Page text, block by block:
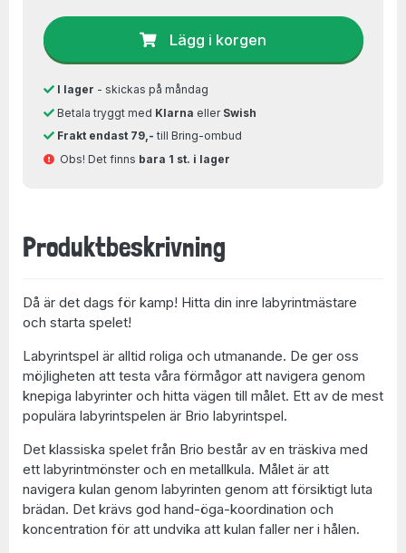
Lägg i korgen
I lager - skickas på måndag
Betala tryggt med Klarna eller Swish
Frakt endast 79,- till Bring-ombud
Obs! Det finns bara 1 st. i lager
Produktbeskrivning
Då är det dags för kamp! Hitta din inre labyrintmästare
och starta spelet!
Labyrintspel är alltid roliga och utmanande. De ger oss
möjligheten att testa våra förmågor att navigera genom
knepiga labyrinter och hitta vägen till målet. Ett av de mest
populära labyrintspelen är Brio labyrintspel.
Det klassiska spelet från Brio består av en träskiva med
ett labyrintmönster och en metallkula. Målet är att
navigera kulan genom labyrinten genom att försiktigt luta
brädan. Det krävs god hand-öga-koordination och
koncentration för att undvika att kulan faller ner i hålen.